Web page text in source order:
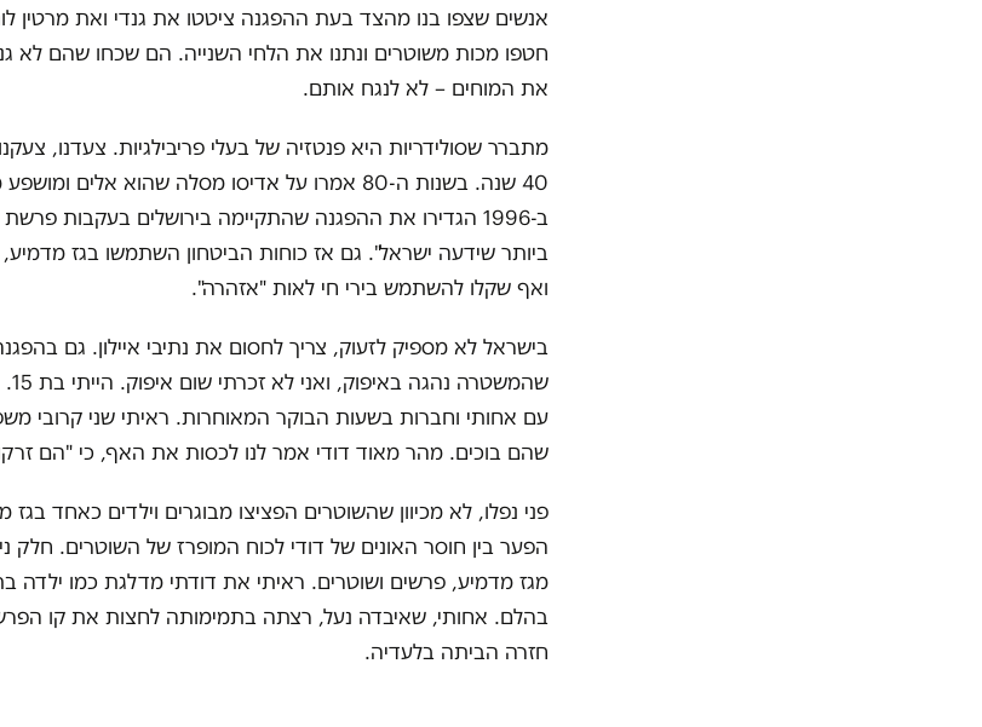
אנשים שצפו בנו מהצד בעת ההפגנה ציטטו את גנדי ואת מרטין
חטפו מכות משוטרים ונתנו את הלחי השנייה. הם שכחו שהם לא
את המוחים – לא לנגח אותם.
מתברר שסולידריות היא פנטזיה של בעלי פריבילגיות. צעדנו,
40 שנה. בשנות ה-80 אמרו על אדיסו מסלה שהוא אלים
ב-1996 הגדירו את ההפגנה שהתקיימה בירושלים בעקבות
ביותר שידעה ישראל". גם אז כוחות הביטחון השתמשו בגז מדמיע,
ואף שקלו להשתמש בירי חי לאות "אזהרה".
עם אחותי וחברות בשעות הבוקר המאוחרות. ראיתי שני קרובי
שהם בוכים. מהר מאוד דודי אמר לנו לכסות את האף, כי "הם
פני נפלו, לא מכיוון שהשוטרים הפציצו מבוגרים וילדים כאחד
הפער בין חוסר האונים של דודי לכוח המופרז של השוטרים. חלק
בהלם. אחותי, שאיבדה נעל, רצתה בתמימותה לחצות את קו
חזרה הביתה בלעדיה.